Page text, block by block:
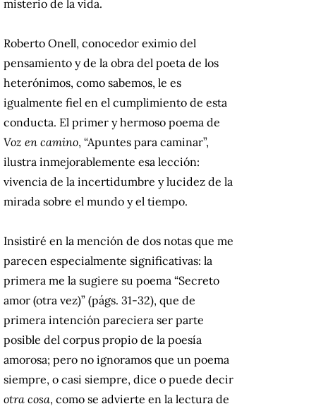
misterio de la vida.
Roberto Onell, conocedor eximio del
pensamiento y de la obra del poeta de los
heterónimos, como sabemos, le es
igualmente fiel en el cumplimiento de esta
conducta. El primer y hermoso poema de
Voz en camino, “Apuntes para caminar”,
ilustra inmejorablemente esa lección:
vivencia de la incertidumbre y lucidez de la
mirada sobre el mundo y el tiempo.
Insistiré en la mención de dos notas que me
parecen especialmente significativas: la
primera me la sugiere su poema “Secreto
amor (otra vez)” (págs. 31-32), que de
primera intención pareciera ser parte
posible del corpus propio de la poesía
amorosa; pero no ignoramos que un poema
siempre, o casi siempre, dice o puede decir
otra cosa, como se advierte en la lectura de